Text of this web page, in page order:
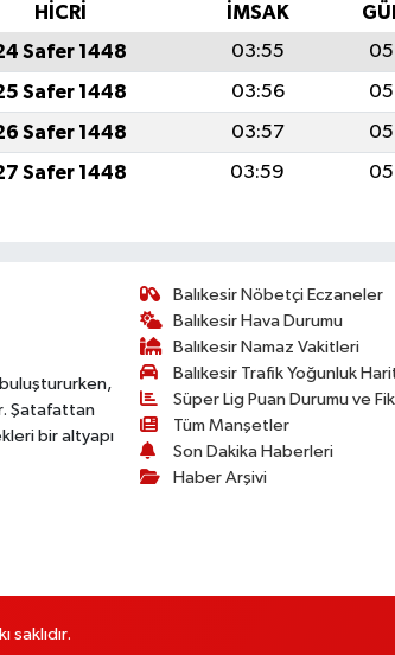
HİCRİ İMSAK
Safer 1448 03:55
Safer 1448 03:56
Safer 1448 03:57
Safer 1448 03:59
Şatafattan
bir altyapı
Balıkesir Nöbetçi Eczaneler
Balıkesir Hava Durumu
Balıkesir Namaz Vakitleri
Balıkesir Trafik Yoğunluk
Süper Lig Puan Durumu ve
Tüm Manşetler
Son Dakika Haberleri
Haber Arşivi